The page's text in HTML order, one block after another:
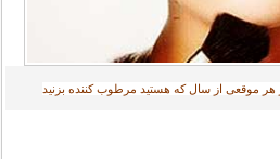
هر موقعی از سال که هستید مرطوب کننده بزنید